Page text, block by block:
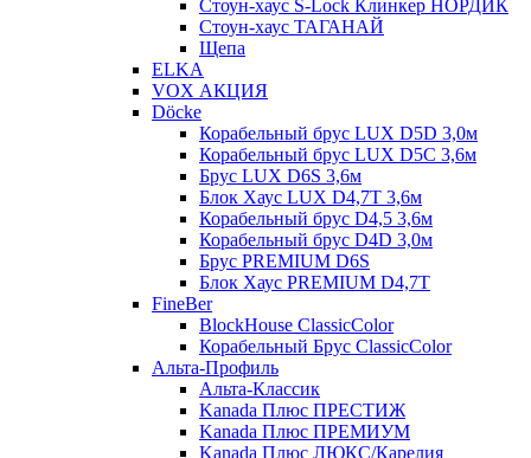
Стоун-хаус S-Lock Клинкер НОРДИК
Стоун-хаус ТАГАНАЙ
Щепа
ELKA
VOX АКЦИЯ
Döcke
Корабельный брус LUX D5D 3,0м
Корабельный брус LUX D5C 3,6м
Брус LUX D6S 3,6м
Блок Хаус LUX D4,7T 3,6м
Корабельный брус D4,5 3,6м
Корабельный брус D4D 3,0м
Брус PREMIUM D6S
Блок Хаус PREMIUM D4,7T
FineBer
BlockHouse ClassicColor
Корабельный Брус ClassicColor
Альта-Профиль
Альта-Классик
Kanada Плюс ПРЕСТИЖ
Kanada Плюс ПРЕМИУМ
Kanada Плюс ЛЮКС/Карелия